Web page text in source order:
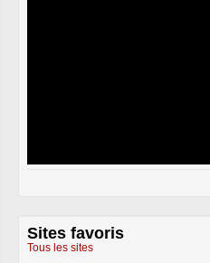
Sites favoris
Tous les sites